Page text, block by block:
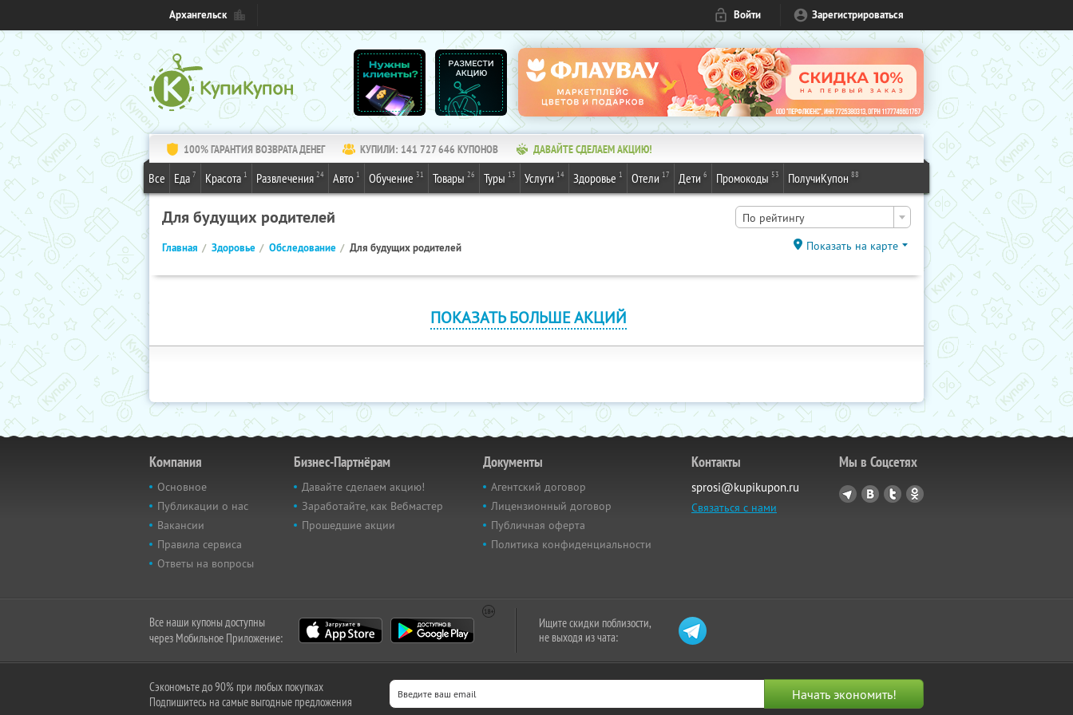
Архангельск Войти Зарегистрироваться
100% ГАРАНТИЯ ВОЗВРАТА ДЕНЕГ КУПИЛИ: 141 727 646 КУПОНОВ ДАВАЙТЕ СДЕЛАЕМ АКЦИЮ!
Все Еда 7 Красота 1 Развлечения 24 Авто 1 Обучение 31 Товары 26 Туры 13 Услуги 14 Здоровье 1 Отели 17 Дети 6 Промокоды 53 ПолучиКупон 88
Для будущих родителей По рейтингу
Главная Здоровье Обследование Для будущих родителей Показать на карте
ПОКАЗАТЬ БОЛЬШЕ АКЦИЙ
Компания
Основное
Публикации о нас
Вакансии
Правила сервиса
Ответы на вопросы
Бизнес-Партнёрам
Давайте сделаем акцию!
Заработайте, как Вебмастер
Прошедшие акции
Документы
Агентский договор
Лицензионный договор
Публичная оферта
Политика конфиденциальности
Контакты
sprosi@kupikupon.ru
Связаться с нами
Мы в Соцсетях
Все наши купоны доступны
через Мобильное Приложение:
Ищите скидки поблизости,
не выходя из чата:
Сэкономьте до 90% при любых покупках
Подпишитесь на самые выгодные предложения